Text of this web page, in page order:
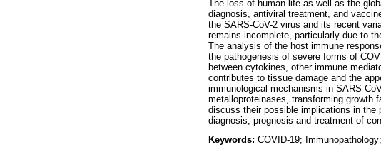
The loss of human life as well as the
diagnosis, antiviral treatment, and
the SARS-CoV-2 virus and its recent
remains incomplete, particularly due to
The analysis of the host immune
the pathogenesis of severe forms of
between cytokines, other immune
contributes to tissue damage and the
immunological mechanisms in SARS-
metalloproteinases, transforming growth
discuss their possible implications in the
diagnosis, prognosis and treatment of
Keywords: COVID-19;